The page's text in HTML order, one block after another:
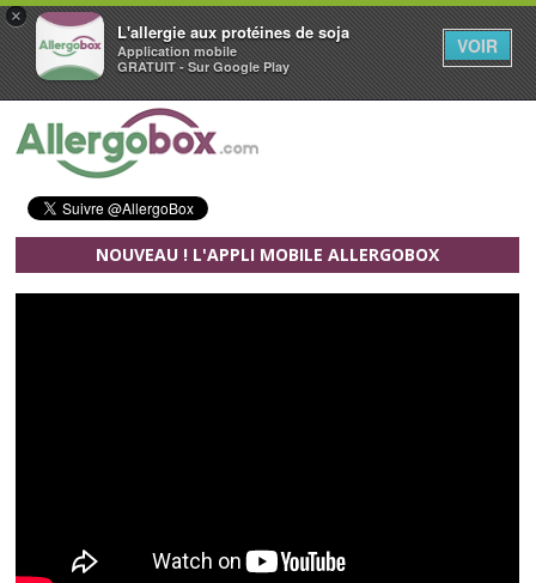
×
L'allergie aux protéines de soja
Application mobile
GRATUIT - Sur Google Play
VOIR
Aller au contenu principal
NOUVEAU ! L'APPLI MOBILE ALLERGOBOX